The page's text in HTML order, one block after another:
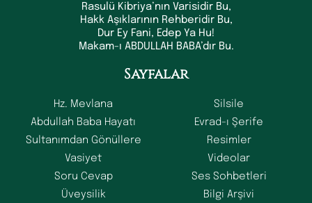
Rasulü Kibriya’nın Varisidir Bu,
Hakk Aşıklarının Rehberidir Bu,
Dur Ey Fani, Edep Ya Hu!
Makam-ı ABDULLAH BABA’dır Bu.
Sayfalar
Hz. Mevlana
Abdullah Baba Hayatı
Sultanımdan Gönüllere
Vasiyet
Soru Cevap
Üveysilik
Silsile
Evrad-ı Şerife
Resimler
Videolar
Ses Sohbetleri
Bilgi Arşivi